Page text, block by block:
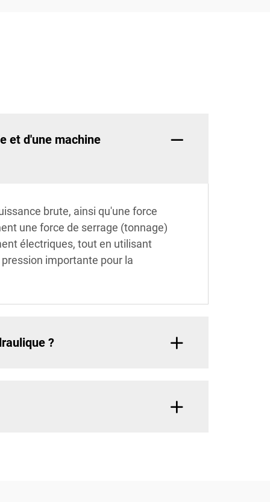
et d'une machine
brute, ainsi qu'une force
une force de serrage (tonnage)
électriques, tout en utilisant
importante pour la
?